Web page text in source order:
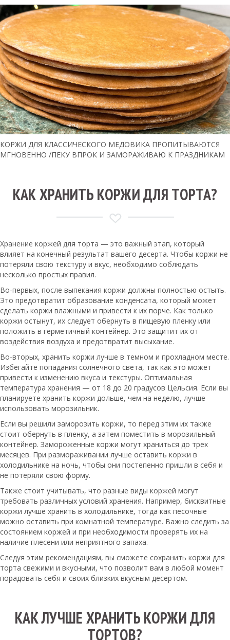
КОРЖИ ДЛЯ КЛАССИЧЕСКОГО МЕДОВИКА ПРОПИТЫВАЮТСЯ
МГНОВЕННО /ПЕКУ ВПРОК И ЗАМОРАЖИВАЮ К ПРАЗДНИКАМ
КАК ХРАНИТЬ КОРЖИ ДЛЯ ТОРТА?
Хранение коржей для торта — это важный этап, который
влияет на конечный результат вашего десерта. Чтобы коржи не
потеряли свою текстуру и вкус, необходимо соблюдать
несколько простых правил.
Во-первых, после выпекания коржи должны полностью остыть.
Это предотвратит образование конденсата, который может
сделать коржи влажными и привести к их порче. Как только
коржи остынут, их следует обернуть в пищевую пленку или
положить в герметичный контейнер. Это защитит их от
воздействия воздуха и предотвратит высыхание.
Во-вторых, хранить коржи лучше в темном и прохладном месте.
Избегайте попадания солнечного света, так как это может
привести к изменению вкуса и текстуры. Оптимальная
температура хранения — от 18 до 20 градусов Цельсия. Если вы
планируете хранить коржи дольше, чем на неделю, лучше
использовать морозильник.
Если вы решили заморозить коржи, то перед этим их также
стоит обернуть в пленку, а затем поместить в морозильный
контейнер. Замороженные коржи могут храниться до трех
месяцев. При размораживании лучше оставить коржи в
холодильнике на ночь, чтобы они постепенно пришли в себя и
не потеряли свою форму.
Также стоит учитывать, что разные виды коржей могут
требовать различных условий хранения. Например, бисквитные
коржи лучше хранить в холодильнике, тогда как песочные
можно оставить при комнатной температуре. Важно следить за
состоянием коржей и при необходимости проверять их на
наличие плесени или неприятного запаха.
Следуя этим рекомендациям, вы сможете сохранить коржи для
торта свежими и вкусными, что позволит вам в любой момент
порадовать себя и своих близких вкусным десертом.
КАК ЛУЧШЕ ХРАНИТЬ КОРЖИ ДЛЯ
ТОРТОВ?